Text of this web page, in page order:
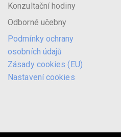
Konzultační hodiny
Odborné učebny
Podmínky ochrany
osobních údajů
Zásady cookies (EU)
Nastavení cookies